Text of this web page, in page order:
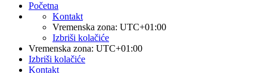
Početna
Kontakt
Vremenska zona: UTC+01:00
Izbriši kolačiće
Vremenska zona: UTC+01:00
Izbriši kolačiće
Kontakt